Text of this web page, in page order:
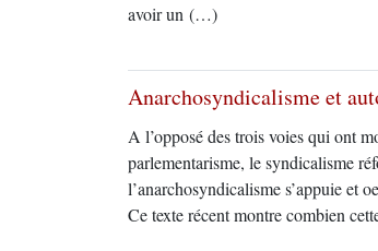
avoir un (…)
Anarchosyndicalisme et
A l’opposé des trois voies qui ont
parlementarisme, le syndicalisme
l’anarchosyndicalisme s’appuie et
Ce texte récent montre combien